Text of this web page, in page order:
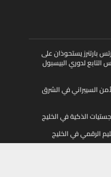
بارتنرز يستحوذان على
التابع لدوري البيسبول
السيبراني في الشرق
الرقمي في الخليج